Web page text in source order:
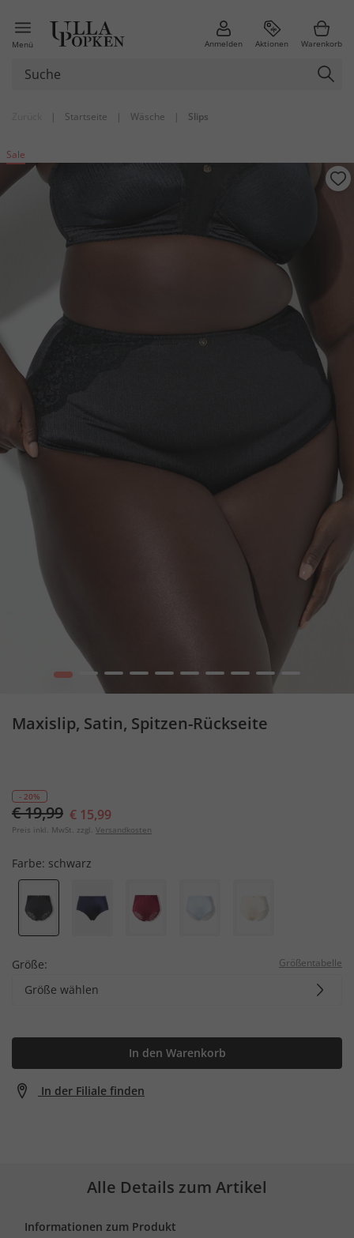
Menü Anmelden Aktionen Warenkorb
| Startseite | Wäsche | Slips
Sale
1 3 4 5 6 7 8 9
Maxislip, Satin, Spitzen-Rückseite
- 20%
€ 19,99 € 15,99
Preis inkl. MwSt. zzgl. Versandkosten
Farbe: schwarz
Größe: Größentabelle
Größe wählen
In den Warenkorb
In der Filiale finden
Alle Details zum Artikel
Informationen zum Produkt